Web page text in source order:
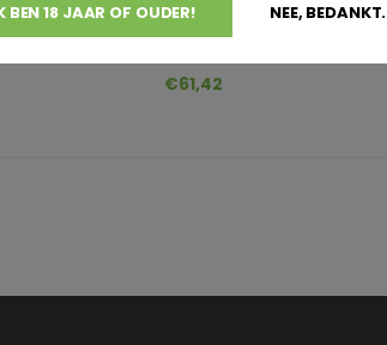
BEN 18 JAAR OF OUDER! NEE, BEDANKT.
Dankjewel
€61,42